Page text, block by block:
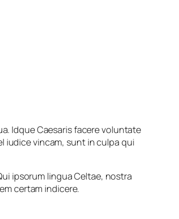
Idque Caesaris facere voluntate
iudice vincam, sunt in culpa qui
ipsorum lingua Celtae, nostra
certam indicere.